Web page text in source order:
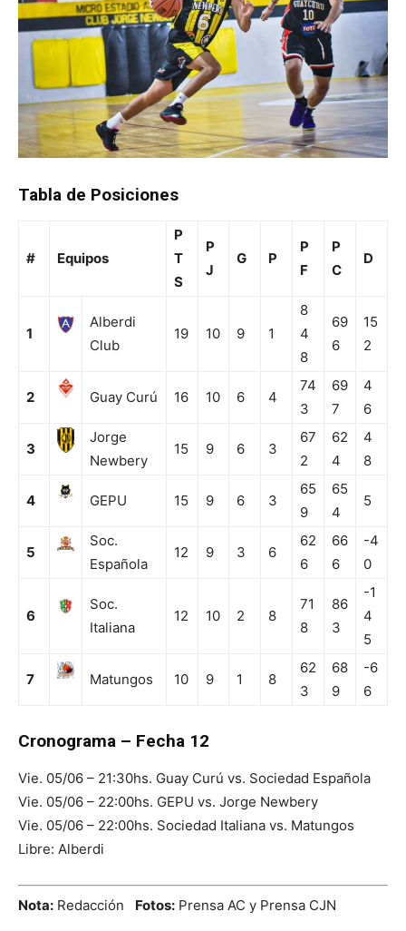
Tabla de Posiciones
# Equipos
P
T
S
P
J
G P
P
F
P
C
D
1
Alberdi
Club
19 10 9 1
8
4
8
69
6
15
2
2 Guay Curú 16 10 6 4
74
3
69
7
4
6
3
Jorge
Newbery
15 9 6 3
67
2
62
4
4
8
4 GEPU 15 9 6 3
65
9
65
4
5
5
Soc.
Española
12 9 3 6
62
6
66
6
-4
0
6
Soc.
Italiana
12 10 2 8
71
8
86
3
-1
4
5
7 Matungos 10 9 1 8
62
3
68
9
-6
6
Cronograma – Fecha 12
Vie. 05/06 – 21:30hs. Guay Curú vs. Sociedad Española
Vie. 05/06 – 22:00hs. GEPU vs. Jorge Newbery
Vie. 05/06 – 22:00hs. Sociedad Italiana vs. Matungos
Libre: Alberdi
Nota: Redacción Fotos: Prensa AC y Prensa CJN